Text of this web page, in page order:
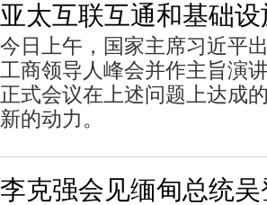
亚太互联互通和基础
今日上午，国家主席习近平
工商领导人峰会并作主旨演
正式会议在上述问题上达成
新的动力。
李克强会见缅甸总统吴